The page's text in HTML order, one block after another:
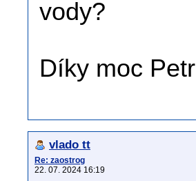
vody?
Díky moc Petr
vlado tt
Re: zaostrog
22. 07. 2024 16:19